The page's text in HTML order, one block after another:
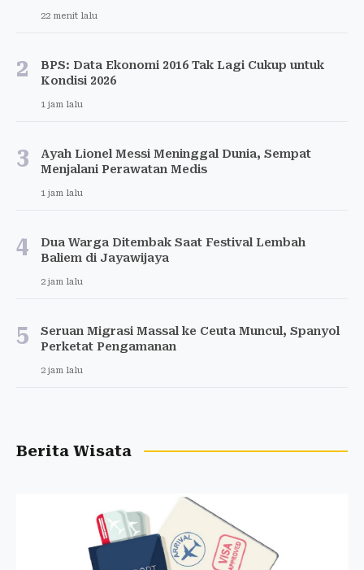
22 menit lalu
2
BPS: Data Ekonomi 2016 Tak Lagi Cukup untuk
Kondisi 2026
1 jam lalu
3
Ayah Lionel Messi Meninggal Dunia, Sempat
Menjalani Perawatan Medis
1 jam lalu
4
Dua Warga Ditembak Saat Festival Lembah
Baliem di Jayawijaya
2 jam lalu
5
Seruan Migrasi Massal ke Ceuta Muncul, Spanyol
Perketat Pengamanan
2 jam lalu
Berita Wisata